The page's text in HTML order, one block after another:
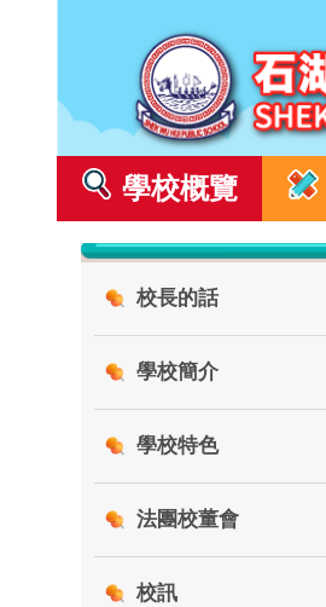
學校概覽
校長的話
學校簡介
學校特色
法團校董會
校訊